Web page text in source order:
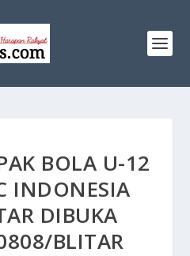
BOLA U-12
INDONESIA
DIBUKA
BLITAR